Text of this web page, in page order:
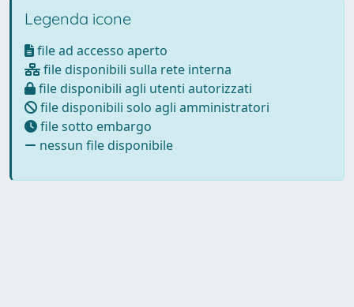
Legenda icone
file ad accesso aperto
file disponibili sulla rete interna
file disponibili agli utenti autorizzati
file disponibili solo agli amministratori
file sotto embargo
nessun file disponibile